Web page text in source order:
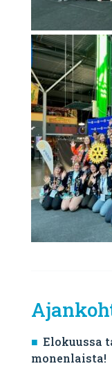
Elokuussa
monenlaista!